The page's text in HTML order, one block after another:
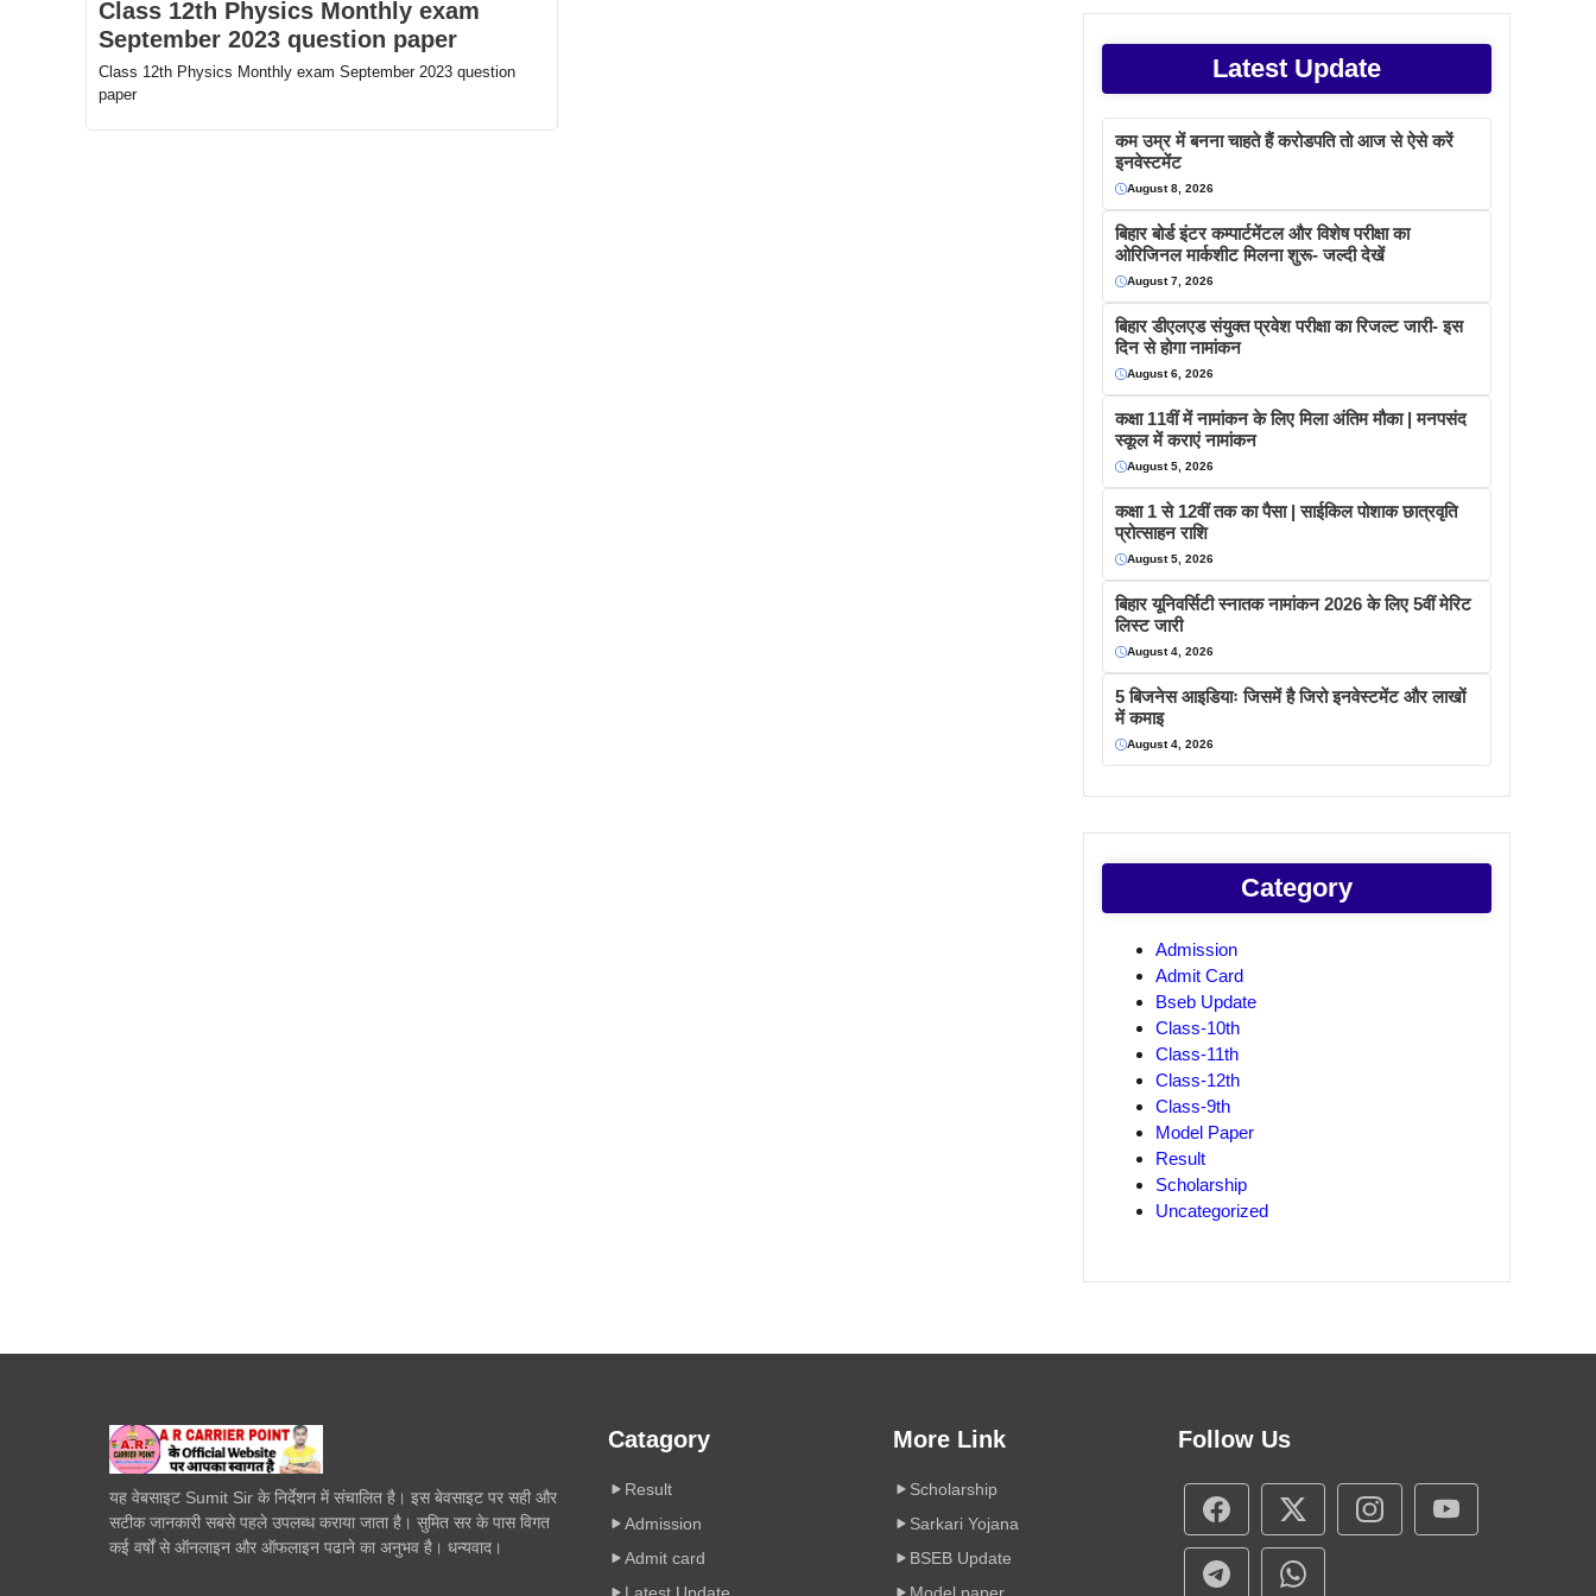
Class 12th Physics Monthly exam
September 2023 question paper
Class 12th Physics Monthly exam September 2023 question
paper
Latest Update
कम उम्र में बनना चाहते हैं करोडपति तो आज से ऐसे करें
इनवेस्टमेंट
August 8, 2026
बिहार बोर्ड इंटर कम्पार्टमेंटल और विशेष परीक्षा का
ओरिजिनल मार्कशीट मिलना शुरू- जल्दी देखें
August 7, 2026
बिहार डीएलएड संयुक्त प्रवेश परीक्षा का रिजल्ट जारी- इस
दिन से होगा नामांकन
August 6, 2026
कक्षा 11वीं में नामांकन के लिए मिला अंतिम मौका | मनपसंद
स्कूल में कराएं नामांकन
August 5, 2026
कक्षा 1 से 12वीं तक का पैसा | साईकिल पोशाक छात्रवृति
प्रोत्साहन राशि
August 5, 2026
बिहार यूनिवर्सिटी स्नातक नामांकन 2026 के लिए 5वीं मेरिट
लिस्ट जारी
August 4, 2026
5 बिजनेस आइडियाः जिसमें है जिरो इनवेस्टमेंट और लाखों
में कमाइ
August 4, 2026
Category
Admission
Admit Card
Bseb Update
Class-10th
Class-11th
Class-12th
Class-9th
Model Paper
Result
Scholarship
Uncategorized
यह वेबसाइट Sumit Sir के निर्देशन में संचालित है। इस बेवसाइट पर सही और
सटीक जानकारी सबसे पहले उपलब्ध कराया जाता है। सुमित सर के पास विगत
कई वर्षों से ऑनलाइन और ऑफलाइन पढाने का अनुभव है। धन्यवाद।
Catagory
Result
Admission
Admit card
Latest Update
More Link
Scholarship
Sarkari Yojana
BSEB Update
Model paper
Follow Us